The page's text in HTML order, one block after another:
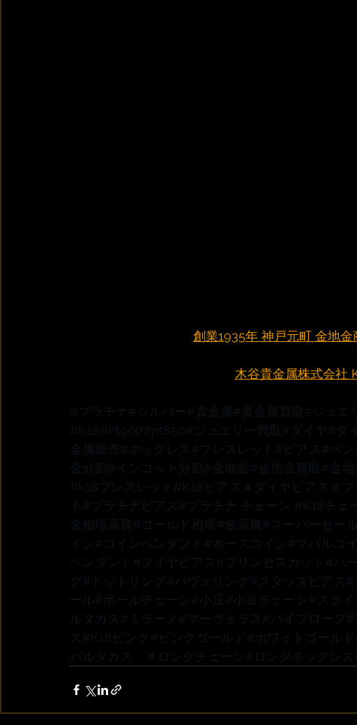
創業1935年 神戸元町 金地
木谷貴金属株式会社
#プラチナ #シルバー#貴金属#貴金属買取 #ジュエ
#K18#Pt900#pt850#ジュエリー買取 #ダイヤ#ダ
金属販売#ネックレス #ブレスレット #ピアス #ペン
金分割 #インゴット分割 #金地金 #金地金買取 #金地
#k18ブレスレット #K18ピアス ＃ダイヤピアス ＃
ト #プラチナピアス #プラチナ チェーン #K18チェ
金相場高騰#ゴールド相場 #金高騰#スーパーセール
イン#コインペンダント #ホースコイン#ツバルコ
ペンダント #ダイヤピアス #プリンセスカット #ハ
グ#ドットリング#パヴェリング#スタッズピアス #
ール#ボールチェーン#小豆#小豆チェーン#スライ
ルタカス #ミラーノ #マーヴェラス #パイプロープ #
ス #K18ピンク #ピンクゴールド #ホワイトゴールド
パルタカス
＃ロングチェーン#ロングネックレス